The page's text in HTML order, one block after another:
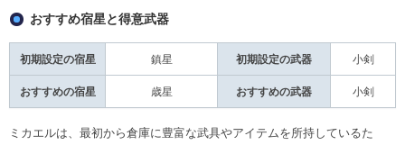
おすすめ宿星と得意武器
初期設定の宿星 鎮星 初期設定の武器 小剣
おすすめの宿星 歳星 おすすめの武器 小剣
ミカエルは、最初から倉庫に豊富な武具やアイテムを所持しているた